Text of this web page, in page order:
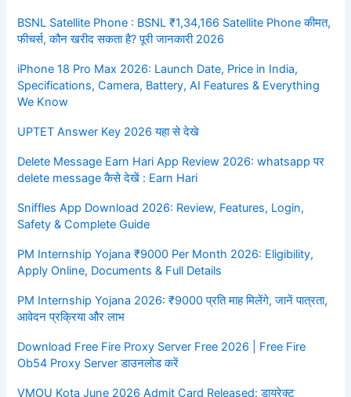
BSNL Satellite Phone : BSNL ₹1,34,166 Satellite Phone कीमत,
फीचर्स, कौन खरीद सकता है? पूरी जानकारी 2026
iPhone 18 Pro Max 2026: Launch Date, Price in India,
Specifications, Camera, Battery, AI Features & Everything
We Know
UPTET Answer Key 2026 यहा से देखे
Delete Message Earn Hari App Review 2026: whatsapp पर
delete message कैसे देखें : Earn Hari
Sniffles App Download 2026: Review, Features, Login,
Safety & Complete Guide
PM Internship Yojana ₹9000 Per Month 2026: Eligibility,
Apply Online, Documents & Full Details
PM Internship Yojana 2026: ₹9000 प्रति माह मिलेंगे, जानें पात्रता,
आवेदन प्रक्रिया और लाभ
Download Free Fire Proxy Server Free 2026 | Free Fire
Ob54 Proxy Server डाउनलोड करें
VMOU Kota June 2026 Admit Card Released: डायरेक्ट